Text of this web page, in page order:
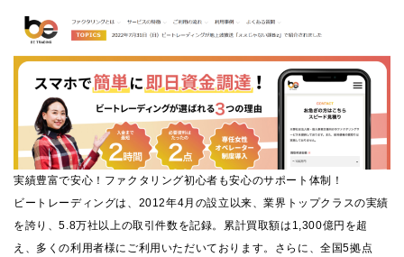
実績豊富で安心！ファクタリング初心者も安心のサポート体制！
ビートレーディングは、2012年4月の設立以来、業界トップクラスの実績
を誇り、5.8万社以上の取引件数を記録。累計買取額は1,300億円を超
え、多くの利用者様にご利用いただいております。さらに、全国5拠点